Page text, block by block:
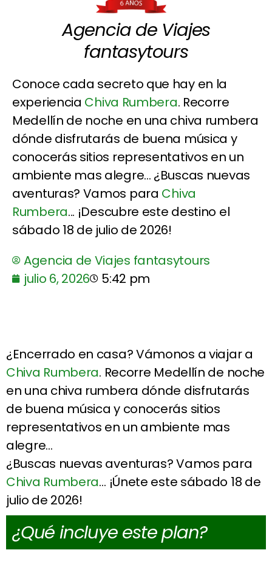
Agencia de Viajes
fantasytours
Conoce cada secreto que hay en la
experiencia Chiva Rumbera. Recorre
Medellín de noche en una chiva rumbera
dónde disfrutarás de buena música y
conocerás sitios representativos en un
ambiente mas alegre... ¿Buscas nuevas
aventuras? Vamos para Chiva
Rumbera... ¡Descubre este destino el
sábado 18 de julio de 2026!
Agencia de Viajes fantasytours
julio 6, 2026
5:42 pm
¿Encerrado en casa? Vámonos a viajar a
Chiva Rumbera. Recorre Medellín de noche
en una chiva rumbera dónde disfrutarás
de buena música y conocerás sitios
representativos en un ambiente mas
alegre…
¿Buscas nuevas aventuras? Vamos para
Chiva Rumbera… ¡Únete este sábado 18 de
julio de 2026!
¿Qué incluye este plan?